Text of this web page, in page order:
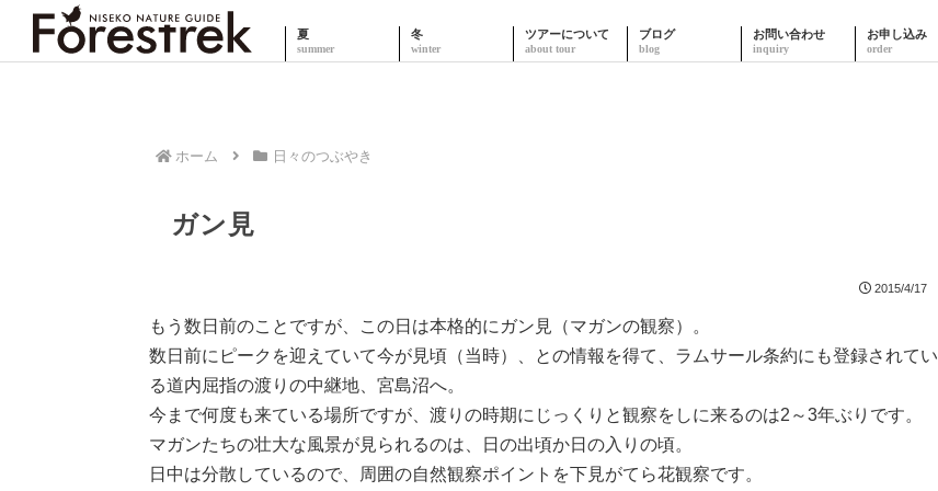
夏 冬 ツアーについて ブログ お問い合わせ お申し込み
ホーム 日々のつぶやき
ガン見
2015/4/17
もう数日前のことですが、この日は本格的にガン見（マガンの観察）。
数日前にピークを迎えていて今が見頃（当時）、との情報を得て、ラムサール条約にも登録されてい
る道内屈指の渡りの中継地、宮島沼へ。
今まで何度も来ている場所ですが、渡りの時期にじっくりと観察をしに来るのは2～3年ぶりです。
マガンたちの壮大な風景が見られるのは、日の出頃か日の入りの頃。
日中は分散しているので、周囲の自然観察ポイントを下見がてら花観察です。